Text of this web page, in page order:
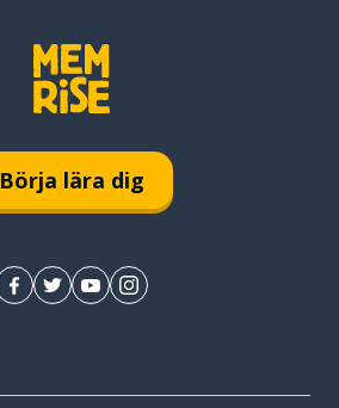
Börja lära dig